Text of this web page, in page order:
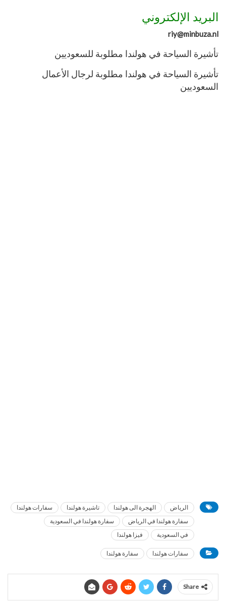
البريد الإلكتروني
riy@minbuza.nl
تأشيرة السياحة في هولندا مطلوبة للسعوديين
تأشيرة السياحة في هولندا مطلوبة لرجال الأعمال
السعوديين
الرياض الهجرة الى هولندا تاشيرة هولندا
سفارات هولندا
سفارة هولندا في الرياض
سفارة هولندا في السعودية
في السعودية
فيزا هولندا
سفارات هولندا سفارة هولندا
Share